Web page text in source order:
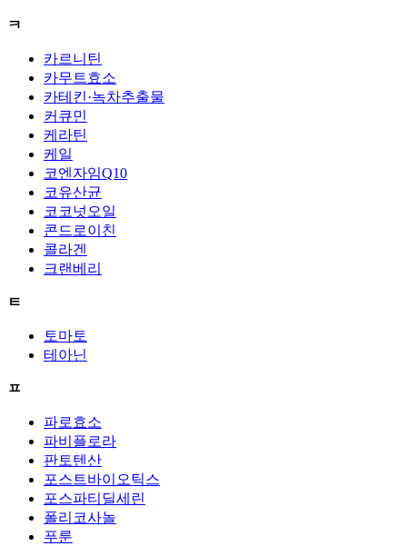
ㅋ
카르니틴
카무트효소
카테킨·녹차추출물
커큐민
케라틴
케일
코엔자임Q10
코유산균
코코넛오일
콘드로이친
콜라겐
크랜베리
ㅌ
토마토
테아닌
ㅍ
파로효소
파비플로라
판토텐산
포스트바이오틱스
포스파티딜세린
폴리코사놀
푸룬